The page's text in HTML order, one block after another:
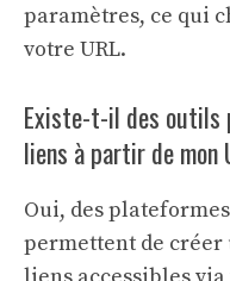
paramètres, ce qui
votre URL.
Existe-t-il des outils
liens à partir de mon
Oui, des
permettent de créer